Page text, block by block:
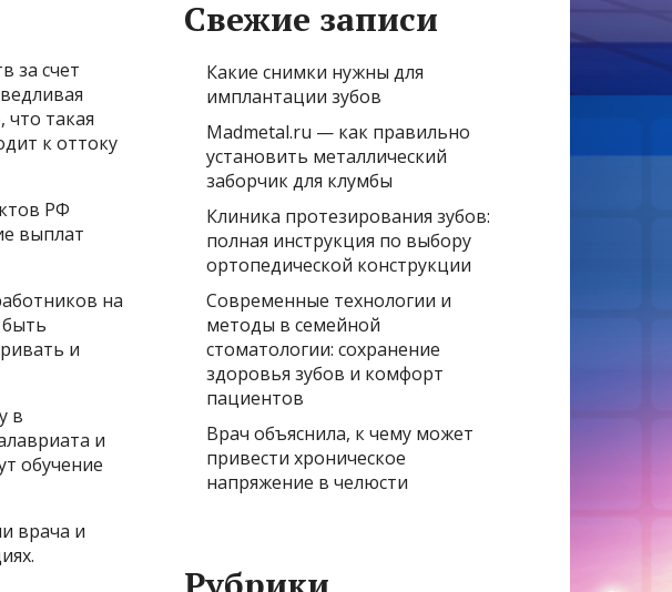
за счет
такая
к оттоку
РФ
выплат
на
и
в
и
обучение
врача и
Свежие записи
Какие снимки нужны для
имплантации зубов
Madmetal.ru — как правильно
установить металлический
заборчик для клумбы
Клиника протезирования зубов:
полная инструкция по выбору
ортопедической конструкции
Современные технологии и
методы в семейной
стоматологии: сохранение
здоровья зубов и комфорт
пациентов
Врач объяснила, к чему может
привести хроническое
напряжение в челюсти